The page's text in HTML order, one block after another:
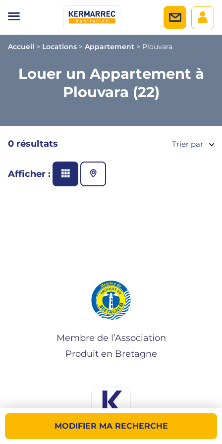
Accueil > Locations > Appartement > Plouvara
Louer un Appartement à
Plouvara (22)
MODIFIER MA RECHERCHE
0 résultats Trier par
Afficher :
Membre de l’Association
Produit en Bretagne